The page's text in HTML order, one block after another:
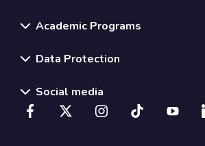
Academic Programs
Data Protection
Social media